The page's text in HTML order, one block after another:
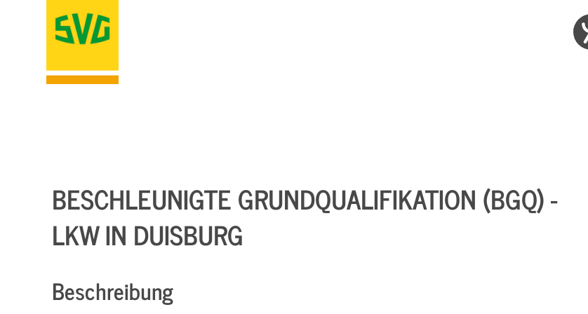
BESCHLEUNIGTE GRUNDQUALIFIKATION (BGQ) -
LKW IN DUISBURG
Beschreibung